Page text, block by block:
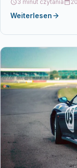
Hybridtechnologien…
3 minut czytania
Weiterlesen